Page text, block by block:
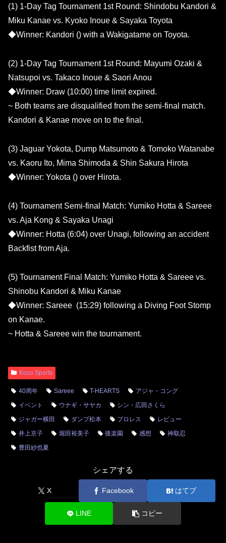
(1) 1-Day Tag Tournament 1st Round: Shindobu Kandori &
Miku Kanae vs. Kyoko Inoue & Sayaka Toyota
◆Winner: Kandori () with a Wakigatame on Toyota.
(2) 1-Day Tag Tournament 1st Round: Mayumi Ozaki &
Natsupoi vs. Takaco Inoue & Saori Anou
◆Winner: Draw (10:00) time limit expired.
~ Both teams are disqualified from the semi-final match.
Kandori & Kanae move on to the final.
(3) Jaguar Yokota, Dump Matsumoto & Tomoko Watanabe
vs. Kaoru Ito, Mima Shimoda & Shin Sakura Hirota
◆Winner: Yokota () over Hirota.
(4) Tournament Semi-final Match: Yumiko Hotta & Sareee
vs. Aja Kong & Sayaka Unagi
◆Winner: Hotta (6:04) over Unagi, following an accident
Backfist from Aja.
(5) Tournament Final Match: Yumiko Hotta & Sareee vs.
Shinobu Kandori & Miku Kanae
◆Winner: Sareee (15:29) following a Diving Foot Stomp
on Kanae.
~ Hotta & Sareee win the tournament.
Koco Sports
40周年 Sareee T-HEARTS
アジャ・コング
イベント
ウナギ・サヤカ
シン・広田さくら
ジャガー横田
ダンプ松本 プロレス
レビュー
井上京子
堀田裕美子 後楽園 感想
神取忍
豊田紗也夏
シェアする
X Facebook はてブ
LINE コピー